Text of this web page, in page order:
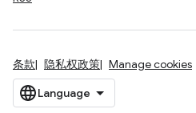
条款 隐私权政策 Manage cookies